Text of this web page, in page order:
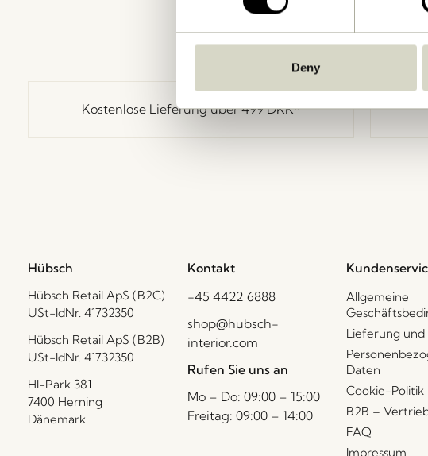
Deny
Kostenlose Lieferung über499 DKK*
Hübsch
Hübsch Retail ApS (B2C)
USt-IdNr. 41732350
Hübsch Retail ApS (B2B)
USt-IdNr. 41732350
HI-Park 381
7400 Herning
Dänemark
Kontakt
+45 4422 6888
shop@hubsch-
interior.com
Rufen Sie uns an
Mo – Do: 09:00 – 15:00
Freitag: 09:00 – 14:00
Allgemeine
Lieferung und
Daten
Cookie-Politik
B2B –
FAQ
Impressum